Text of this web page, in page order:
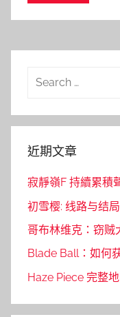
Search
近期文章
寂靜嶺F 持續累積
初雪樱: 线路与结
哥布林维克：窃贼
Blade Ball：如何
Haze Piece 完整